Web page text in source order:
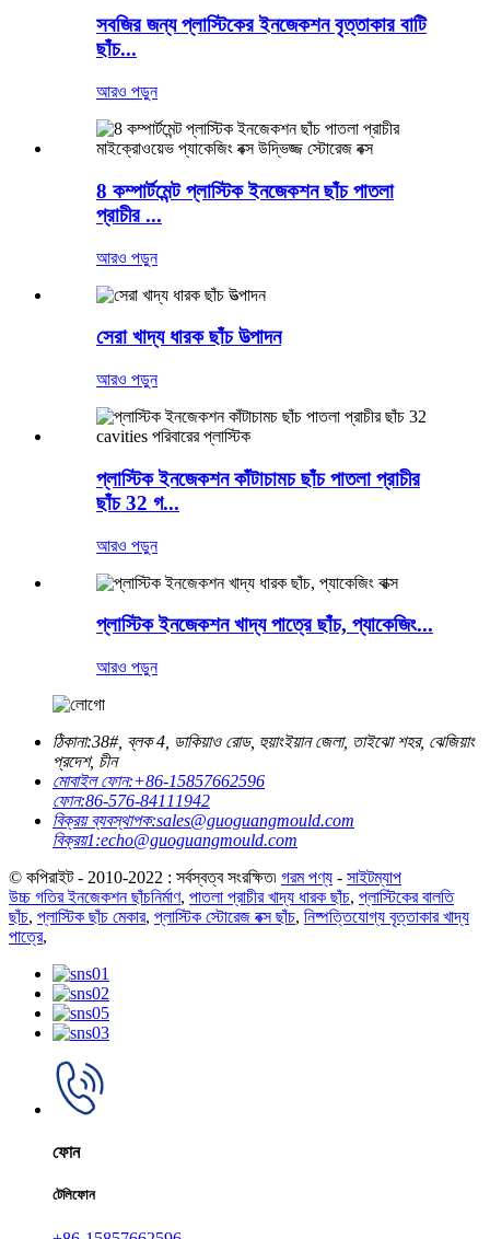
সবজির জন্য প্লাস্টিকের ইনজেকশন বৃত্তাকার বাটি
ছাঁচ...
আরও পড়ুন
8 কম্পার্টমেন্ট প্লাস্টিক ইনজেকশন ছাঁচ পাতলা
প্রাচীর ...
আরও পড়ুন
সেরা খাদ্য ধারক ছাঁচ উত্পাদন
আরও পড়ুন
প্লাস্টিক ইনজেকশন কাঁটাচামচ ছাঁচ পাতলা প্রাচীর
ছাঁচ 32 গ...
আরও পড়ুন
প্লাস্টিক ইনজেকশন খাদ্য পাত্রে ছাঁচ, প্যাকেজিং...
আরও পড়ুন
ঠিকানা:38#, ব্লক 4, ডাকিয়াও রোড, হুয়াংইয়ান জেলা, তাইঝো শহর, ঝেজিয়াং
প্রদেশ, চীন
মোবাইল ফোন:+86-15857662596
ফোন:86-576-84111942
বিক্রয় ব্যবস্থাপক:sales@guoguangmould.com
বিক্রয়1:echo@guoguangmould.com
© কপিরাইট - 2010-2022 : সর্বস্বত্ব সংরক্ষিত৷ গরম পণ্য - সাইটম্যাপ
উচ্চ গতির ইনজেকশন ছাঁচনির্মাণ, পাতলা প্রাচীর খাদ্য ধারক ছাঁচ, প্লাস্টিকের বালতি
ছাঁচ, প্লাস্টিক ছাঁচ মেকার, প্লাস্টিক স্টোরেজ বক্স ছাঁচ, নিষ্পত্তিযোগ্য বৃত্তাকার খাদ্য
পাত্রে,
ফোন
টেলিফোন